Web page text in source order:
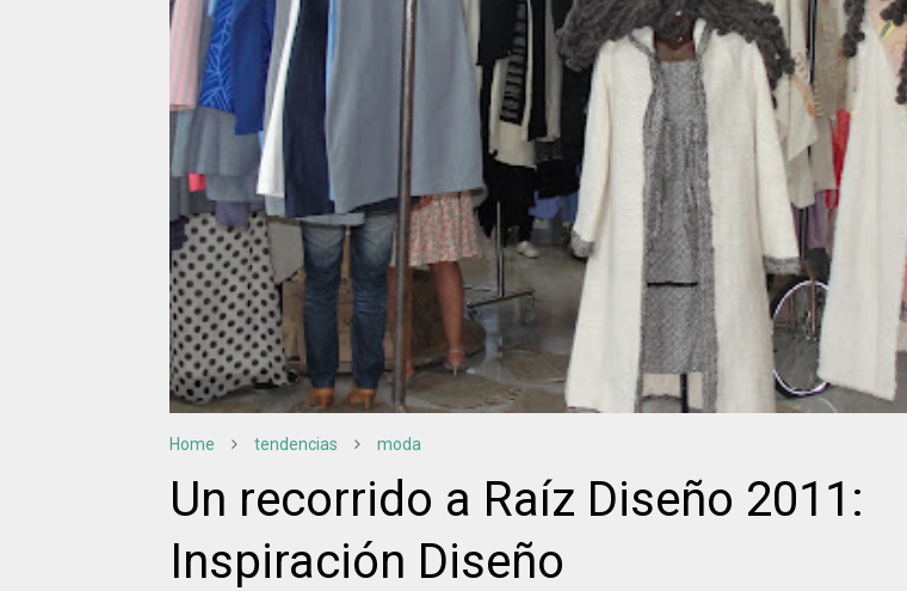
Home tendencias moda
Un recorrido a Raíz Diseño 2011:
Inspiración Diseño